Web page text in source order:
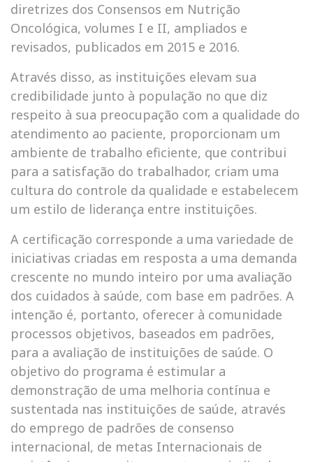
diretrizes dos Consensos em Nutrição
Oncológica, volumes I e II, ampliados e
revisados, publicados em 2015 e 2016.
Através disso, as instituições elevam sua
credibilidade junto à população no que diz
respeito à sua preocupação com a qualidade do
atendimento ao paciente, proporcionam um
ambiente de trabalho eficiente, que contribui
para a satisfação do trabalhador, criam uma
cultura do controle da qualidade e estabelecem
um estilo de liderança entre instituições.
A certificação corresponde a uma variedade de
iniciativas criadas em resposta a uma demanda
crescente no mundo inteiro por uma avaliação
dos cuidados à saúde, com base em padrões. A
intenção é, portanto, oferecer à comunidade
processos objetivos, baseados em padrões,
para a avaliação de instituições de saúde. O
objetivo do programa é estimular a
demonstração de uma melhoria contínua e
sustentada nas instituições de saúde, através
do emprego de padrões de consenso
internacional, de metas Internacionais de